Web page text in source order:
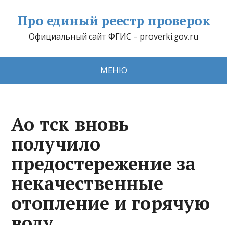
Про единый реестр проверок
Официальный сайт ФГИС – proverki.gov.ru
МЕНЮ
Ао тск вновь
получило
предостережение за
некачественные
отопление и горячую